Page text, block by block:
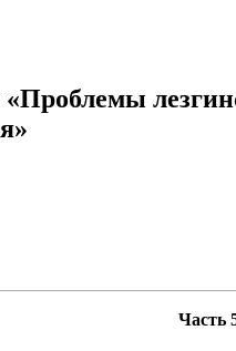
Часть